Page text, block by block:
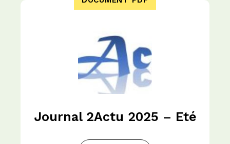
Journal 2Actu 2025 – Eté